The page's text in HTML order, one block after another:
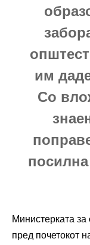
им
Со
Министерката
пред почетокот